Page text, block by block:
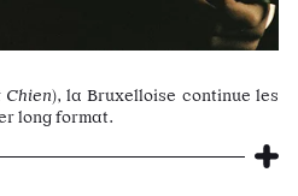
Chien), la Bruxelloise continue les
long format.